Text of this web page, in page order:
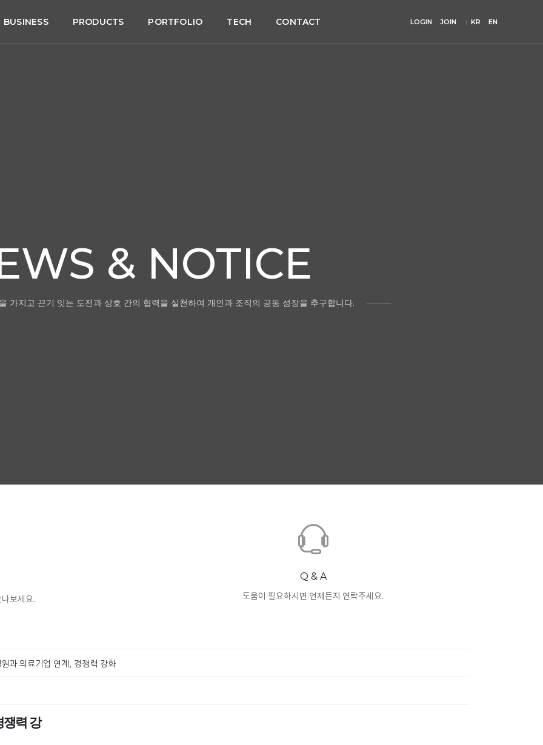
BUSINESS PRODUCTS PORTFOLIO TECH CONTACT LOGIN JOIN KR EN
& NOTICE
가지고 끈기 잇는 도전과 상호 간의 협력을 실천하여 개인과 조직의 공동 성장을 추구합니다.
보세요.
Q & A
도움이 필요하시면 언제든지 연락주세요.
과 의료기업 연계, 경쟁력 강화
력 강